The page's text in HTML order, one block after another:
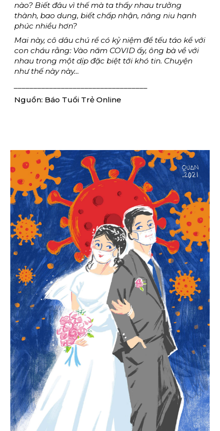
nào? Biết đâu vì thế mà ta thấy nhau trưởng
thành, bao dung, biết chấp nhận, nâng niu hạnh
phúc nhiều hơn?
Mai này, cô dâu chú rể có kỷ niệm để tếu táo kể với
con cháu rằng: Vào năm COVID ấy, ông bà về với
nhau trong một dịp đặc biệt tới khó tin. Chuyện
như thế này này…
Nguồn: Báo Tuổi Trẻ Online